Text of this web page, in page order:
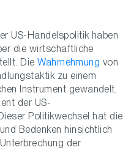
US-Handelspolitik haben
die wirtschaftliche
DieWahrnehmung von
zu einem
Instrument gewandelt,
der US-
Politikwechsel hat die
Bedenken hinsichtlich
der